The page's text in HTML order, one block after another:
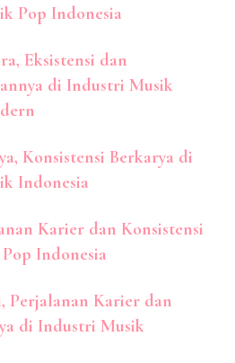
Pop Indonesia
Eksistensi dan
di Industri Musik
Konsistensi Berkarya di
Indonesia
Karier dan Konsistensi
Indonesia
Perjalanan Karier dan
di Industri Musik